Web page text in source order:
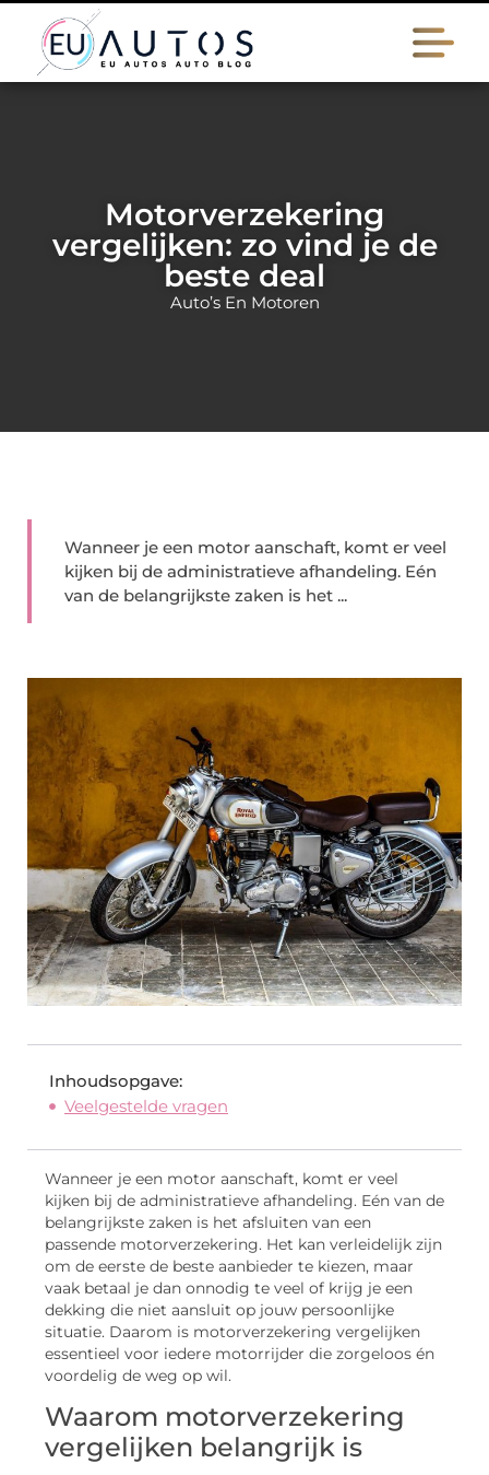
Motorverzekering
vergelijken: zo vind je de
beste deal
Auto’s En Motoren
Wanneer je een motor aanschaft, komt er veel
kijken bij de administratieve afhandeling. Eén
van de belangrijkste zaken is het ...
Inhoudsopgave:
Veelgestelde vragen
Wanneer je een motor aanschaft, komt er veel
kijken bij de administratieve afhandeling. Eén van de
belangrijkste zaken is het afsluiten van een
passende motorverzekering. Het kan verleidelijk zijn
om de eerste de beste aanbieder te kiezen, maar
vaak betaal je dan onnodig te veel of krijg je een
dekking die niet aansluit op jouw persoonlijke
situatie. Daarom is motorverzekering vergelijken
essentieel voor iedere motorrijder die zorgeloos én
voordelig de weg op wil.
Waarom motorverzekering
vergelijken belangrijk is